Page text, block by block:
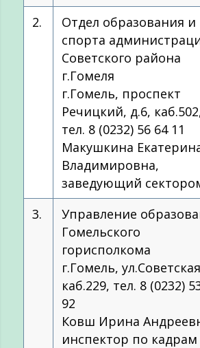
2.
Отдел образования и
спорта
Советского района
г.Гомеля
г.Гомель, проспект
Речицкий, д.6,
тел. 8 (0232) 56 64 11
Макушкина
Владимировна,
заведующий
3.
Управление
Гомельского
горисполкома
г.Гомель,
каб.229, тел. 8 (0232)
92
Ковш Ирина
инспектор по кадрам